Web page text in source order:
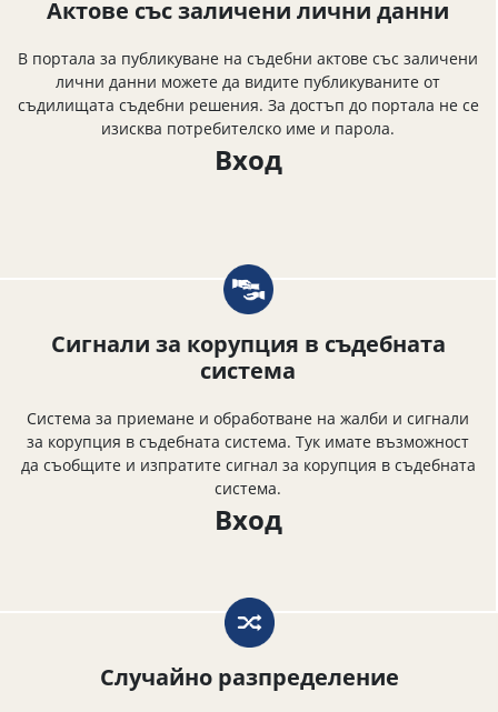
Актове със заличени лични данни
В портала за публикуване на съдебни актове със заличени
лични данни можете да видите публикуваните от
съдилищата съдебни решения. За достъп до портала не се
изисква потребителско име и парола.
Вход
Сигнали за корупция в съдебната
система
Система за приемане и обработване на жалби и сигнали
за корупция в съдебната система. Тук имате възможност
да съобщите и изпратите сигнал за корупция в съдебната
система.
Вход
Случайно разпределение